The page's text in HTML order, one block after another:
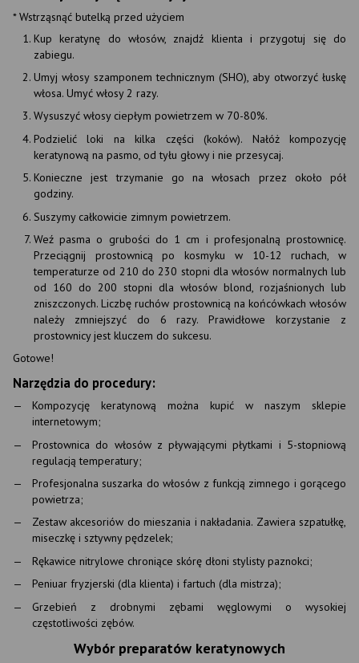
* Wstrząsnąć butelką przed użyciem
Kup keratynę do włosów, znajdź klienta i przygotuj się do
zabiegu.
Umyj włosy szamponem technicznym (SHO), aby otworzyć łuskę
włosa. Umyć włosy 2 razy.
Wysuszyć włosy ciepłym powietrzem w 70-80%.
Podzielić loki na kilka części (koków). Nałóż kompozycję
keratynową na pasmo, od tyłu głowy i nie przesycaj.
Konieczne jest trzymanie go na włosach przez około pół
godziny.
Suszymy całkowicie zimnym powietrzem.
Weź pasma o grubości do 1 cm i profesjonalną prostownicę.
Przeciągnij prostownicą po kosmyku w 10-12 ruchach, w
temperaturze od 210 do 230 stopni dla włosów normalnych lub
od 160 do 200 stopni dla włosów blond, rozjaśnionych lub
zniszczonych. Liczbę ruchów prostownicą na końcówkach włosów
należy zmniejszyć do 6 razy. Prawidłowe korzystanie z
prostownicy jest kluczem do sukcesu.
Gotowe!
Narzędzia do procedury:
Kompozycję keratynową można kupić w naszym sklepie
internetowym;
Prostownica do włosów z pływającymi płytkami i 5-stopniową
regulacją temperatury;
Profesjonalna suszarka do włosów z funkcją zimnego i gorącego
powietrza;
Zestaw akcesoriów do mieszania i nakładania. Zawiera szpatułkę,
miseczkę i sztywny pędzelek;
Rękawice nitrylowe chroniące skórę dłoni stylisty paznokci;
Peniuar fryzjerski (dla klienta) i fartuch (dla mistrza);
Grzebień z drobnymi zębami węglowymi o wysokiej
częstotliwości zębów.
Wybór preparatów keratynowych